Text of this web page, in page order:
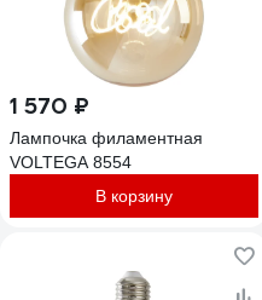
1 570 ₽
Лампочка филаментная
VOLTEGA 8554
В корзину